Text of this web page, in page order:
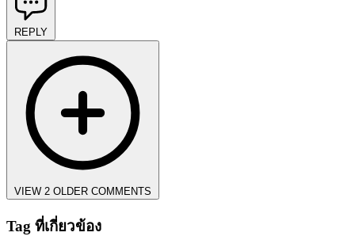
REPLY
VIEW 2 OLDER COMMENTS
Tag ที่เกี่ยวข้อง